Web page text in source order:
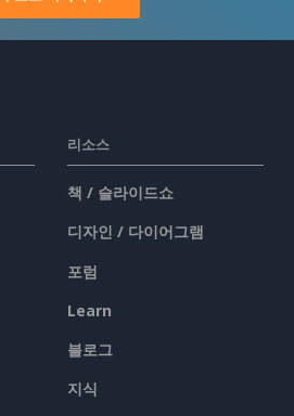
리소스
책 / 슬라이드쇼
디자인 / 다이어그램
포럼
Learn
블로그
지식